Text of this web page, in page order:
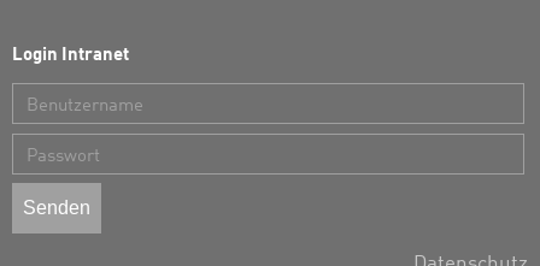
Login Intranet
Benutzername
Passwort